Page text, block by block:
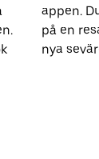
appen.
på en
nya